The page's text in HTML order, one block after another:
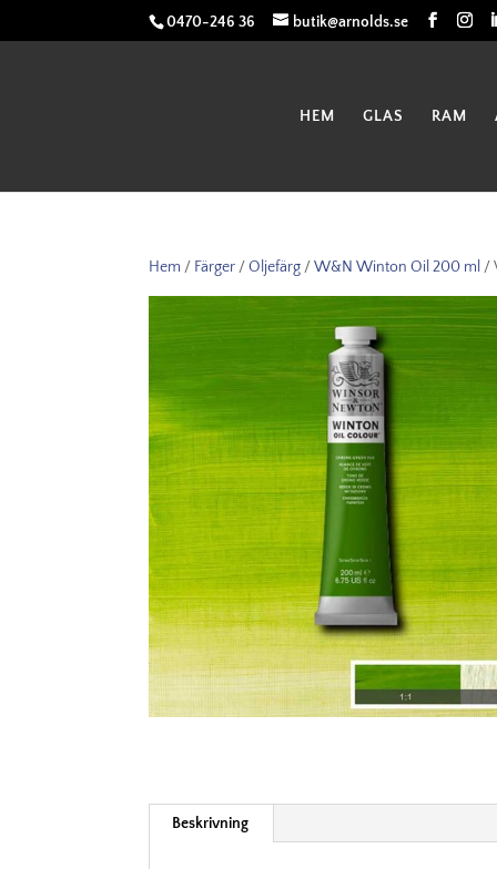
0470-246 36 butik@arnolds.se
HEM GLAS RAM
Hem / Färger /Oljefärg /W&N Winton Oil 200 ml /
Beskrivning